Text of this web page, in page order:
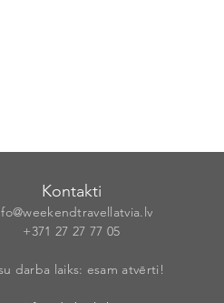
Kontakti
ravellatvia.lv
+371 27 27 77 05
darba laiks: esam atvērti!